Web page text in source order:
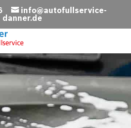
info@autofullservice-
danner.de